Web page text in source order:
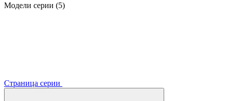
Модели серии (5)
Страница серии